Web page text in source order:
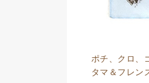
ポチ、クロ、
タマ＆フレン